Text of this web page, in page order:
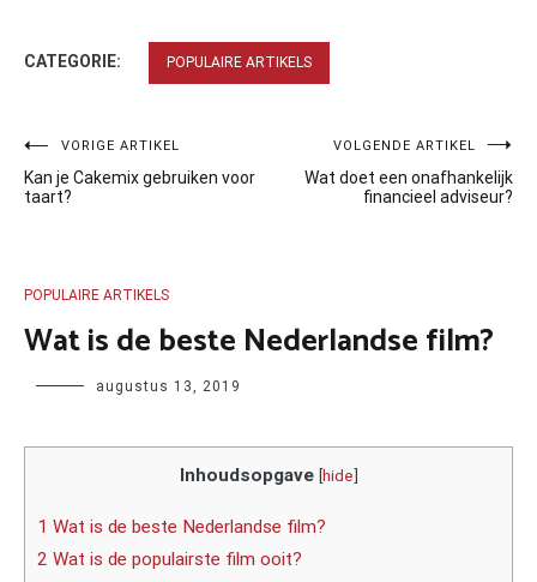
CATEGORIE: POPULAIRE ARTIKELS
Bericht
navigatie
VORIGE ARTIKEL
Kan je Cakemix gebruiken voor
taart?
VOLGENDE ARTIKEL
Wat doet een onafhankelijk
financieel adviseur?
POPULAIRE ARTIKELS
Wat is de beste Nederlandse film?
Author augustus 13, 2019
Inhoudsopgave [hide]
1 Wat is de beste Nederlandse film?
2 Wat is de populairste film ooit?